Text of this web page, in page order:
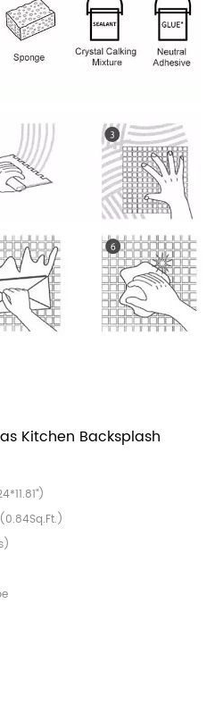
Kitchen Backsplash